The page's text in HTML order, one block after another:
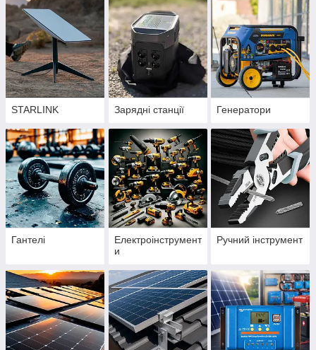
STARLINK Зарядні станції Генератори
Гантелі
Електроінструмент
и
Ручний інструмент